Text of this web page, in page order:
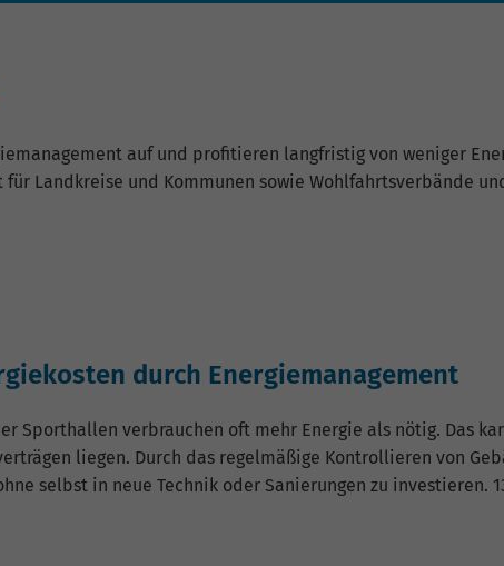
auf und profitieren langfristig von weniger
Landkreise und Kommunen sowie Wohlfahrtsverbände
durch Energiemanagement
Sporthallen verbrauchen oft mehr Energie als nötig. Das
liegen. Durch das regelmäßige Kontrollieren von
selbst in neue Technik oder Sanierungen zu investieren.